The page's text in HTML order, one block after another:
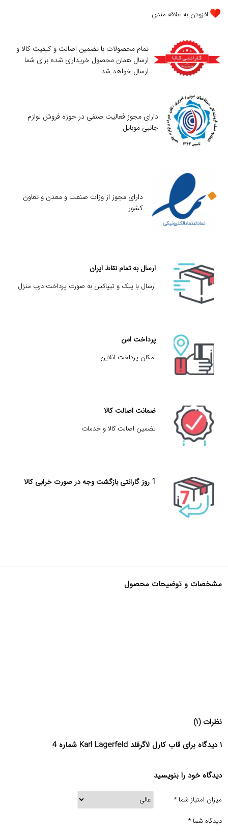
افزودن به علاقه مندی
تمام محصولات با تضمین اصالت و کیفیت کالا و
ارسال همان محصول خریداری شده برای شما
ارسال خواهد شد.
دارای مجوز فعالیت صنفی در حوزه فروش لوازم
جانبی موبایل
دارای مجوز از وزات صنعت و معدن و تعاون
کشور
ارسال به تمام نقاط ایران
ارسال با پیک و تیپاکس به صورت پرداخت درب منزل
پرداخت امن
امکان پرداخت انلاین
ضمانت اصالت کالا
تضمین اصالت کالا و خدمات
1 روز گارانتی بازگشت وجه در صورت خرابی کالا
مشخصات و توضیحات محصول
نظرات (۱)
۱ دیدگاه برای قاب کارل لاگرفلد Karl Lagerfeld شماره 4
دیدگاه خود را بنویسید
میزان امتیاز شما *
دیدگاه شما *